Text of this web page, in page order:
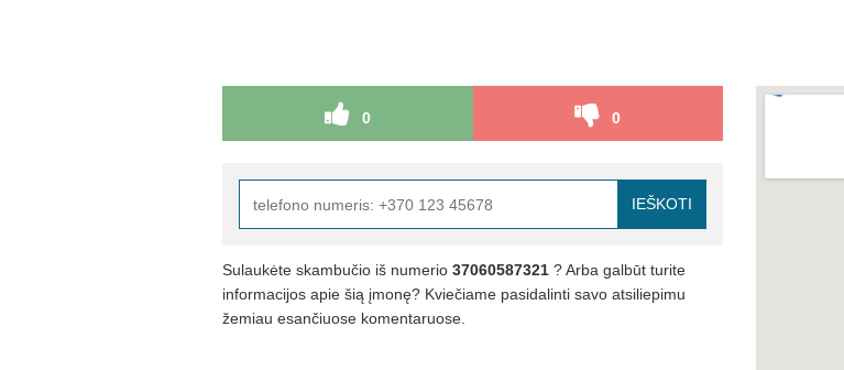
0 0
IEŠKOTI
Sulaukėte skambučio iš numerio 37060587321 ? Arba galbūt turite
informacijos apie šią įmonę? Kviečiame pasidalinti savo atsiliepimu
žemiau esančiuose komentaruose.